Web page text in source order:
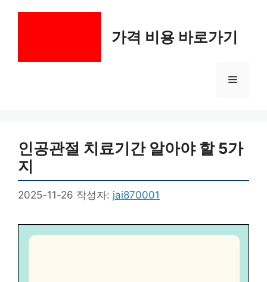
가격 비용 바로가기
메
인공관절 치료기간 알아야 할 5가
지
2025-11-26 작성자: jai870001